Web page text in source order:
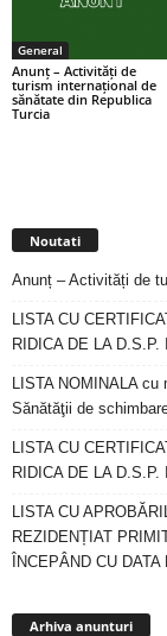
General
Anunț – Activități de
turism internațional de
sănătate din Republica
Turcia
Noutati
Anunț – Activități de
LISTA CU
RIDICA DE LA D.S.P.
LISTA NOMINALA cu
Sănătăţii de
LISTA CU
RIDICA DE LA D.S.P.
LISTA CU
REZIDENȚIAT
ÎNCEPÂND CU DATA
Arhiva anunturi